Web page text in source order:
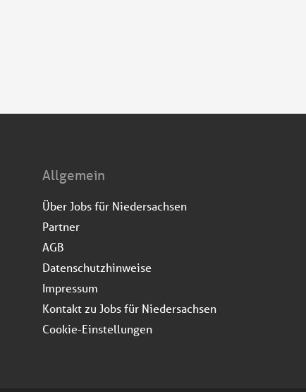
Allgemein
Über Jobs für Niedersachsen
Partner
AGB
Datenschutzhinweise
Impressum
Kontakt zu Jobs für Niedersachsen
Cookie-Einstellungen